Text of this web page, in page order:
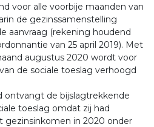
voor alle voorbije maanden van
de gezinssamenstelling
aanvraag (rekening houdend
van 25 april 2019). Met
augustus 2020 wordt voor
de sociale toeslag verhoogd
ontvangt de bijslagtrekkende
toeslag omdat zij had
gezinsinkomen in 2020 onder